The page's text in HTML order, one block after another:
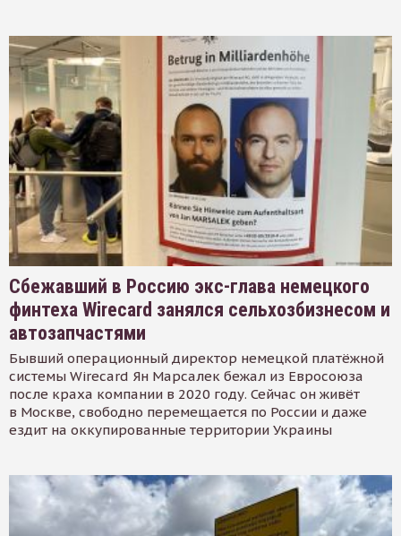
Сбежавший в Россию экс-глава немецкого
финтеха Wirecard занялся сельхозбизнесом и
автозапчастями
Бывший операционный директор немецкой платёжной
системы Wirecard Ян Марсалек бежал из Евросоюза
после краха компании в 2020 году. Сейчас он живёт
в Москве, свободно перемещается по России и даже
ездит на оккупированные территории Украины